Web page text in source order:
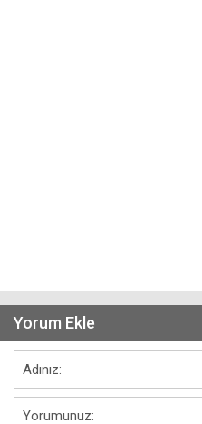
Yorum Ekle